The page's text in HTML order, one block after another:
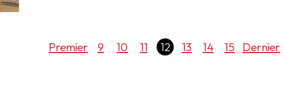
Premier 9 10 11 12 13 14 15 Dernier